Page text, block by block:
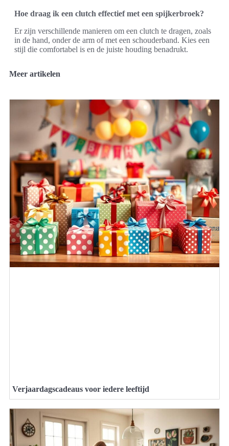
Hoe draag ik een clutch effectief met een spijkerbroek?
Er zijn verschillende manieren om een clutch te dragen, zoals
in de hand, onder de arm of met een schouderband. Kies een
stijl die comfortabel is en de juiste houding benadrukt.
Meer artikelen
Verjaardagscadeaus voor iedere leeftijd